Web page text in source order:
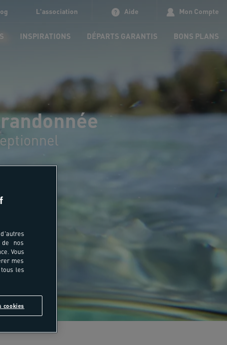
L'association Aide Mon Compte
INSPIRATIONS DÉPARTS GARANTIS BONS PLANS
de nos
Vous
mes
les
cookies